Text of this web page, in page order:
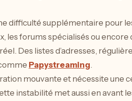
difficulté supplémentaire pour
les forums spécialisés ou
Des listes d’adresses,
Papystreaming.
mouvante et nécessite une
instabilité met aussi en avant